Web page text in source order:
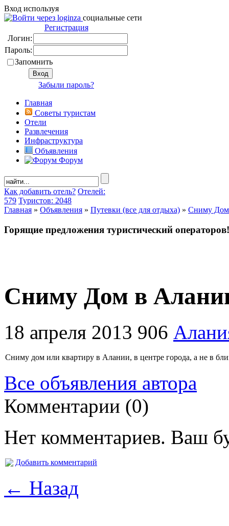
Вход используя
социальные сети
Регистрация
Логин:
Пароль:
Запомнить
Забыли пароль?
Главная
Советы туристам
Отели
Развлечения
Инфраструктура
Объявления
Форум
Как добавить отель? Отелей:
579 Туристов: 2048
Главная » Объявления » Путевки (все для отдыха) » Сниму
Горящие предложения туристический операторов!
Сниму Дом в
18 апреля 2013 906
Сниму дом или квартиру в Алании, в центре города, а не в
Все объявления автора
Комментарии (0)
Нет комментариев. Ваш
Добавить комментарий
← Назад